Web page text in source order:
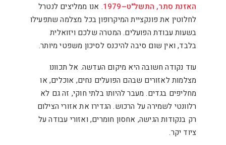
האזנת סתר, התשל"ט–1979
. אנו ממליצים לנטרל
לחלוטין את פונקציית המיקרופון בכל מצלמה שתפעילו
בשעות עבודת הפועלים. המטרה שלכם ויזואלית
בלבד, ואין שום סיבה להיכנס לסיכון משפטי מיותר.
עוד נקודה חשובה היא מיקום העדשה. אל תכוונו
מצלמות לאזורים שבהם הפועלים נחים, אוכלים, או
מחליפים בגדים. מעבר להיותו בלתי חוקי, זה גם לא
רלוונטי לשמירה על הרכוש. הגדירו את אזורי הצילום
רק בנקודות הגישה, אחסון חומרים, ואזורי עבודה על
ציוד יקר.